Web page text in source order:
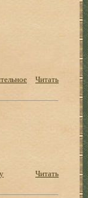
Читать
Читать